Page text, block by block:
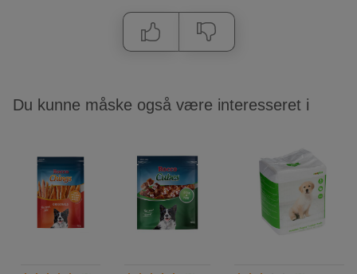
Du kunne måske også være interesseret i